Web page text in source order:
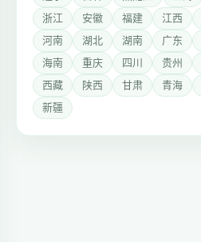
浙江
安徽 福建 江西
河南
湖北 湖南 广东
海南
重庆 四川 贵州
西藏
陕西 甘肃 青海
新疆